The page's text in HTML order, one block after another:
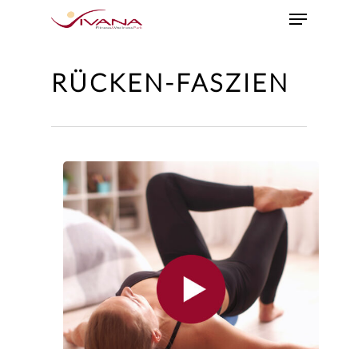
RÜCKEN-FASZIEN